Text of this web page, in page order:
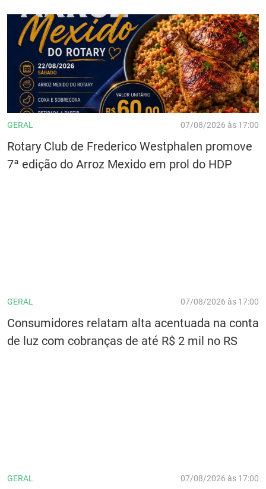
GERAL 07/08/2026 às 17:00
Rotary Club de Frederico Westphalen promove
7ª edição do Arroz Mexido em prol do HDP
GERAL 07/08/2026 às 17:00
Consumidores relatam alta acentuada na conta
de luz com cobranças de até R$ 2 mil no RS
GERAL 07/08/2026 às 17:00